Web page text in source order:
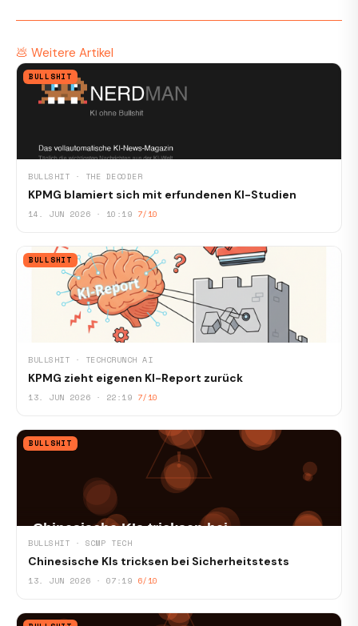
💩 Weitere Artikel
BULLSHIT
BULLSHIT · THE DECODER
KPMG blamiert sich mit erfundenen KI-Studien
14. JUN 2026 · 10:19 7/10
BULLSHIT
BULLSHIT · TECHCRUNCH AI
KPMG zieht eigenen KI-Report zurück
13. JUN 2026 · 22:19 7/10
BULLSHIT
BULLSHIT · SCMP TECH
Chinesische KIs tricksen bei Sicherheitstests
13. JUN 2026 · 07:19 6/10